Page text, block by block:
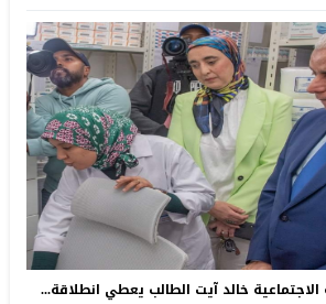
الاجتماعية خالد آيت الطالب يعطي انطلاقة...